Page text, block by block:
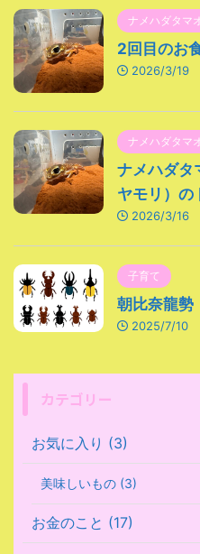
ナメハダタマ
2回目のお
2026/3/19
ナメハダタマ
ナメハダタ
ヤモリ）の
2026/3/16
子育て
朝比奈龍
2025/7/10
カテゴリー
お気に入り (3)
美味しいもの (3)
お金のこと (17)